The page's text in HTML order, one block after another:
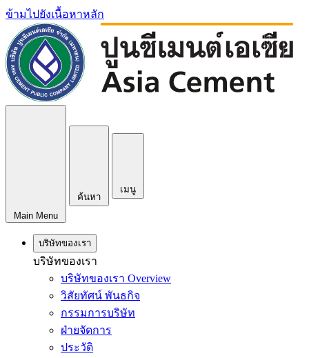
ข้ามไปยังเนื้อหาหลัก
Main Menu
ค้นหา
เมนู
บริษัทของเรา
บริษัทของเรา
บริษัทของเรา Overview
วิสัยทัศน์ พันธกิจ
กรรมการบริษัท
ฝ่ายจัดการ
ประวัติ